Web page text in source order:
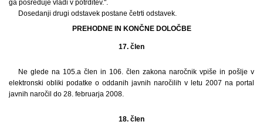
ga posreduje vladi v potrditev.".
Dosedanji drugi odstavek postane četrti odstavek.
PREHODNE IN KONČNE DOLOČBE
17. člen
Ne glede na 105.a člen in 106. člen zakona naročnik vpiše in pošlje v
elektronski obliki podatke o oddanih javnih naročilih v letu 2007 na portal
javnih naročil do 28. februarja 2008.
18. člen